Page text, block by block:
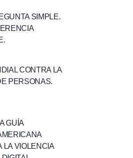
SIMPLE.
CONTRA LA
PERSONAS.
GUÍA
LA VIOLENCIA